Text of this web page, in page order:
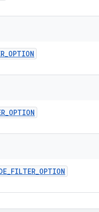
_OPTION
_OPTION
_FILTER_OPTION